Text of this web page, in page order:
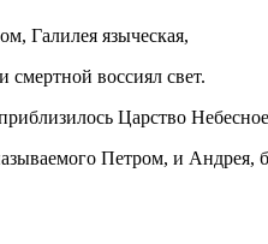
Галилея языческая,
воссиял свет.
Царство
Петром, и